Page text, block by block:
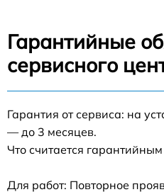
Гарантийные
сервисного
Гарантия от сервиса: на
— до 3 месяцев.
Что считается
Для работ: Повторное